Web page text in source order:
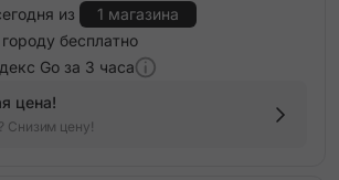
из
1 магазина
бесплатно
Go за 3 часа
цена!
Снизим цену!